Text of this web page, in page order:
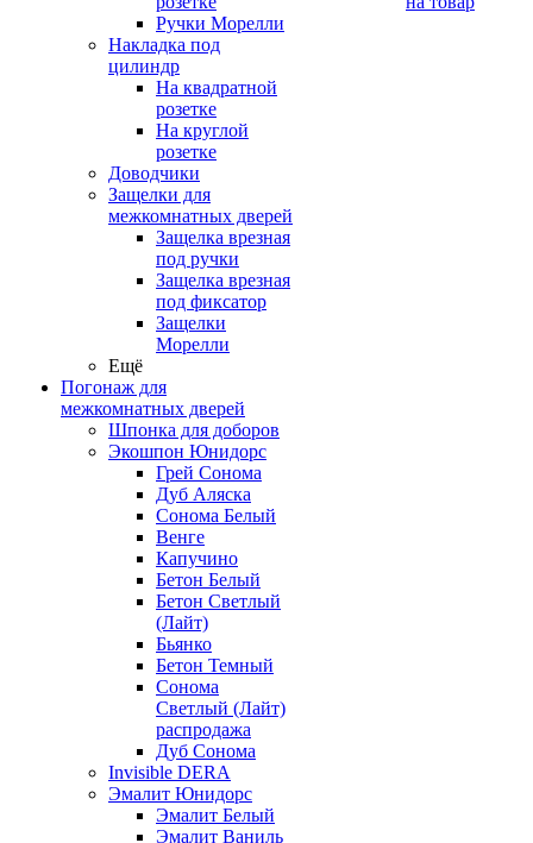
Ручки Морелли
Накладка под
цилиндр
На квадратной
розетке
На круглой
розетке
Доводчики
Защелки для
межкомнатных дверей
Защелка врезная
под ручки
Защелка врезная
под фиксатор
Защелки
Морелли
Ещё
Погонаж для
межкомнатных дверей
Шпонка для доборов
Экошпон Юнидорс
Грей Сонома
Дуб Аляска
Сонома Белый
Венге
Капучино
Бетон Белый
Бетон Светлый
(Лайт)
Бьянко
Бетон Темный
Сонома
Светлый (Лайт)
распродажа
Дуб Сонома
Invisible DERA
Эмалит Юнидорс
Эмалит Белый
Эмалит Ваниль